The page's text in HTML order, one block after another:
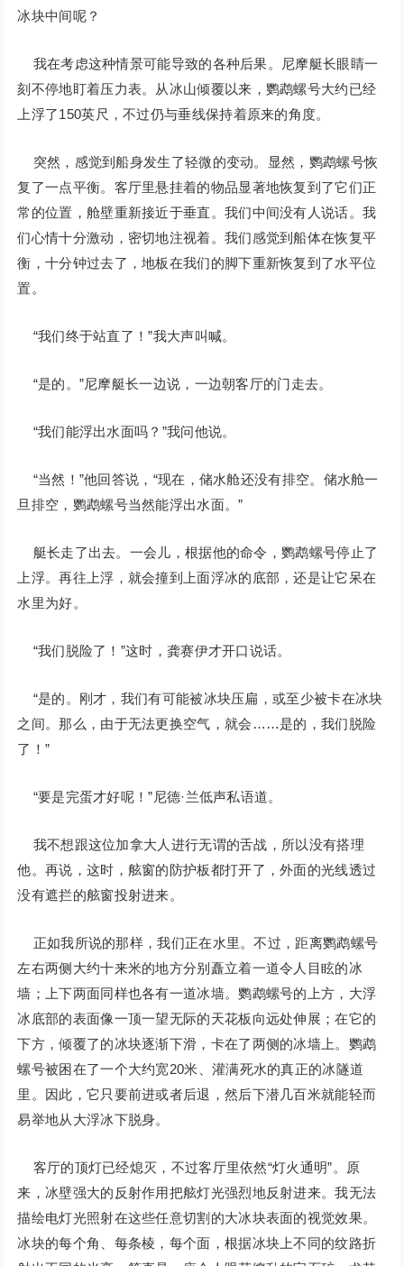
冰块中间呢？
我在考虑这种情景可能导致的各种后果。尼摩艇长眼睛一
刻不停地盯着压力表。从冰山倾覆以来，鹦鹉螺号大约已经
上浮了150英尺，不过仍与垂线保持着原来的角度。
突然，感觉到船身发生了轻微的变动。显然，鹦鹉螺号恢
复了一点平衡。客厅里悬挂着的物品显著地恢复到了它们正
常的位置，舱壁重新接近于垂直。我们中间没有人说话。我
们心情十分激动，密切地注视着。我们感觉到船体在恢复平
衡，十分钟过去了，地板在我们的脚下重新恢复到了水平位
置。
“我们终于站直了！”我大声叫喊。
“是的。”尼摩艇长一边说，一边朝客厅的门走去。
“我们能浮出水面吗？”我问他说。
“当然！”他回答说，“现在，储水舱还没有排空。储水舱一
旦排空，鹦鹉螺号当然能浮出水面。”
艇长走了出去。一会儿，根据他的命令，鹦鹉螺号停止了
上浮。再往上浮，就会撞到上面浮冰的底部，还是让它呆在
水里为好。
“我们脱险了！”这时，龚赛伊才开口说话。
“是的。刚才，我们有可能被冰块压扁，或至少被卡在冰块
之间。那么，由于无法更换空气，就会……是的，我们脱险
了！”
“要是完蛋才好呢！”尼德·兰低声私语道。
我不想跟这位加拿大人进行无谓的舌战，所以没有搭理
他。再说，这时，舷窗的防护板都打开了，外面的光线透过
没有遮拦的舷窗投射进来。
正如我所说的那样，我们正在水里。不过，距离鹦鹉螺号
左右两侧大约十来米的地方分别矗立着一道令人目眩的冰
墙；上下两面同样也各有一道冰墙。鹦鹉螺号的上方，大浮
冰底部的表面像一顶一望无际的天花板向远处伸展；在它的
下方，倾覆了的冰块逐渐下滑，卡在了两侧的冰墙上。鹦鹉
螺号被困在了一个大约宽20米、灌满死水的真正的冰隧道
里。因此，它只要前进或者后退，然后下潜几百米就能轻而
易举地从大浮冰下脱身。
客厅的顶灯已经熄灭，不过客厅里依然“灯火通明”。原
来，冰壁强大的反射作用把舷灯光强烈地反射进来。我无法
描绘电灯光照射在这些任意切割的大冰块表面的视觉效果。
冰块的每个角、每条棱，每个面，根据冰块上不同的纹路折